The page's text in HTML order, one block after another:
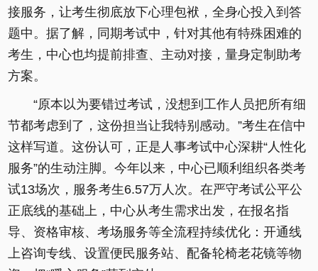
接服务，让考生彻底放下心理包袱，全身心投入到答
题中。据了解，同期考试中，针对其他有特殊困难的
考生，中心也均提前排查、主动对接，量身定制助考
方案。
“原本以为要错过考试，没想到工作人员把所有细
节都考虑到了，这份担当让我特别感动。”考生在信中
这样写道。这份认可，正是人事考试中心深耕“人性化
服务”的生动注脚。今年以来，中心已顺利组织各类考
试13场次，服务考生6.57万人次。在严守考试公平公
正底线的基础上，中心从考生需求出发，在报名指
导、资格审核、考场服务等全流程持续优化：开通线
上咨询专线、设置便民服务站、配备轮椅老花镜等物